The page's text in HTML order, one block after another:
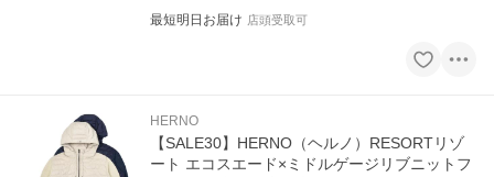
最短明日お届け 店頭受取可
HERNO
【SALE30】HERNO（ヘルノ）RESORTリゾ
ート エコスエード×ミドルゲージリブニットフ